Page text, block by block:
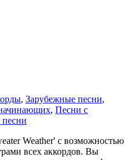
, Зарубежные песни,
, Песни с
Weather' с возможностью
всех аккордов. Вы